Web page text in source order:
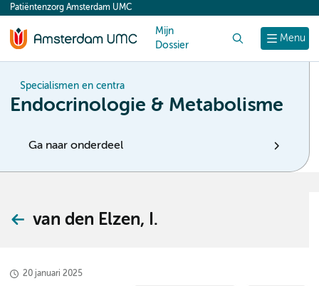
content
Menu
Patiëntenzorg Amsterdam UMC
Mijn
Dossier
Specialismen en centra
Endocrinologie & Metabolisme
Ga naar onderdeel
van den Elzen, I.
20 januari 2025